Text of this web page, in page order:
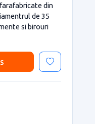
din
de 35
si birouri